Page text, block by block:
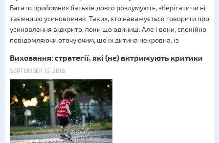
Багато прийомних батьків довго роздумують, зберігати чи ні
таємницю усиновлення. Таких, хто наважується говорити про
усиновлення відкрито, поки що одиниці. Але і вони, спокійно
повідомляючи оточуючим, що їх дитина некровна, із
Виховання: стратегії, які (не) витримують критики
SEPTEMBER 15, 2016